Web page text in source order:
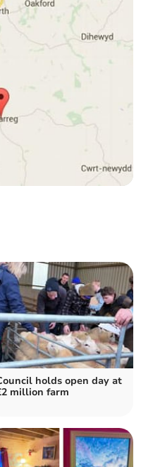
holds open day at
million farm